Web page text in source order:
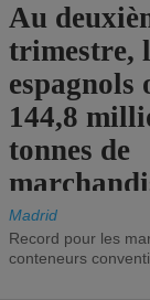
Au
trimestre,
144,8
tonnes de
(+2,9%).
Madrid
Record pour les
conteneurs